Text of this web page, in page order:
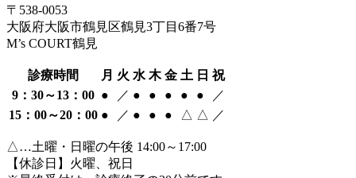
〒538-0053
大阪府大阪市鶴見区鶴見3丁目6番7号
M’s COURT鶴見
診療時間 月 火 水 木 金 土 日 祝
9：30～13：00 ● ／ ● ● ● ● ●
／
15：00～20：00 ● ／ ● ● ● △ △ ／
△…土曜・日曜の午後 14:00～17:00
【休診日】火曜、祝日